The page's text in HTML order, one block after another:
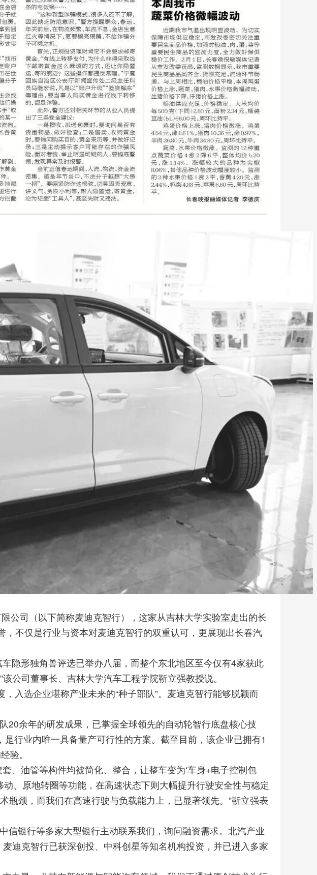
公司（以下简称麦迪克智行），这家从吉林大学实验室走出的长
不仅是行业与资本对麦迪克智行的双重认可，更展现出长春汽
隐形独角兽评选已举办八届，而整个东北地区至今仅有4家获此
公司董事长、吉林大学汽车工程学院靳立强教授说。
入选企业堪称产业未来的“种子部队”。麦迪克智行能够脱颖而
余年的研发成果，已掌握全球领先的自动轮智行底盘核心技
行业内唯一具备量产可行性的方案。截至目前，该企业已拥有1
验。
、油管等构件均被简化、整合，让整车变为‘车身+电子控制包
、原地转圈等功能，在高速状态下则大幅提升行驶安全性与稳定
颈，而我们在高速行驶与负载能力上，已显著领先。”靳立强表
信银行等多家大型银行主动联系我们，询问融资需求。北汽产业
迪克智行已获深创投、中科创星等知名机构投资，并已进入多家